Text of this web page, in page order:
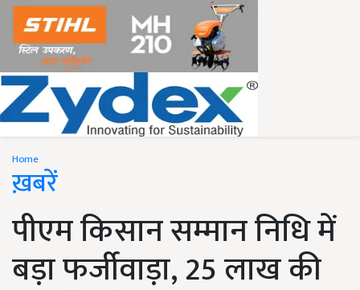
Home
ख़बरें
पीएम किसान सम्मान निधि में
बड़ा फर्जीवाड़ा, 25 लाख की